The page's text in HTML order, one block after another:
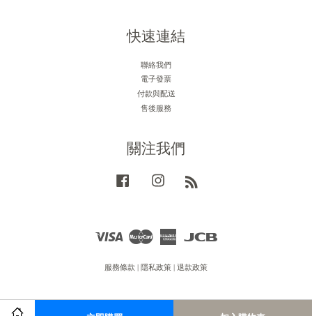
快速連結
聯絡我們
電子發票
付款與配送
售後服務
關注我們
Facebook Instagram
Visa
American
服務條款 | 隱私政策 | 退款政策